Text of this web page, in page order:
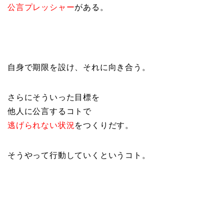
公言プレッシャーがある。
自身で期限を設け、それに向き合う。
さらにそういった目標を
他人に公言するコトで
逃げられない状況をつくりだす。
そうやって行動していくというコト。